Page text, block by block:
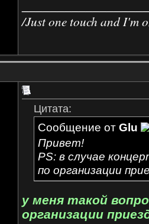
/Just one touch and I'm
Цитата:
Сообщение от Glu
Привет!
PS: в случае
по организации
у меня такой
организации